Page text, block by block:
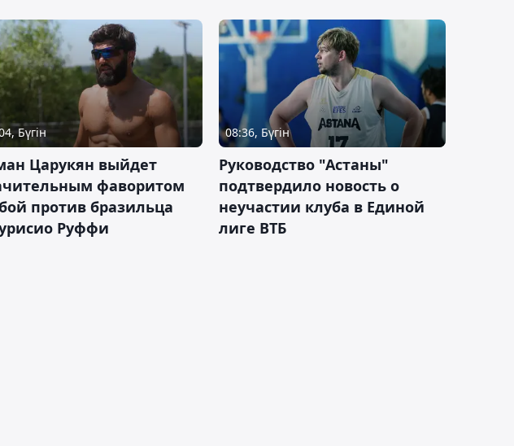
Бүгін
Царукян выйдет
фаворитом
против бразильца
Руффи
08:36, Бүгін
Руководство "Астаны"
подтвердило новость о
неучастии клуба в Единой
лиге ВТБ